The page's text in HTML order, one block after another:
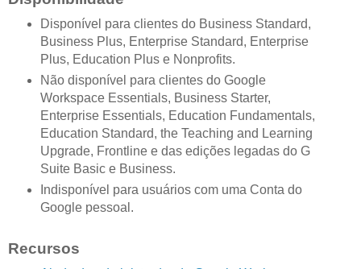
Disponível para clientes do Business Standard,
Business Plus, Enterprise Standard, Enterprise
Plus, Education Plus e Nonprofits.
Não disponível para clientes do Google
Workspace Essentials, Business Starter,
Enterprise Essentials, Education Fundamentals,
Education Standard, the Teaching and Learning
Upgrade, Frontline e das edições legadas do G
Suite Basic e Business.
Indisponível para usuários com uma Conta do
Google pessoal.
Recursos